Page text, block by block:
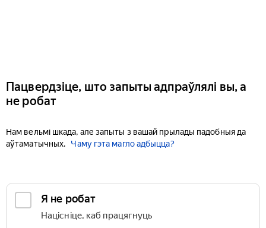
Пацвердзіце, што запыты адпраўлялі вы, а
не робат
Нам вельмі шкада, але запыты з вашай прылады падобныя да
аўтаматычных.
Чаму гэта магло адбыцца?
Я не робат
Націсніце, каб працягнуць